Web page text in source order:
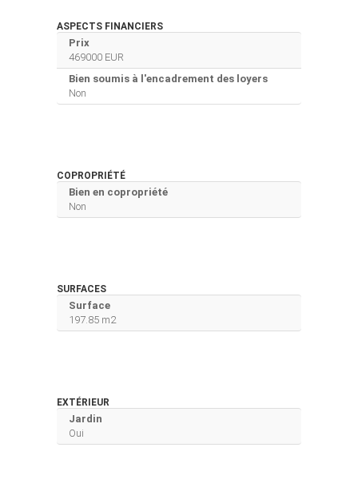
ASPECTS FINANCIERS
Prix
469000 EUR
Bien soumis à l'encadrement des loyers
Non
COPROPRIÉTÉ
Bien en copropriété
Non
SURFACES
Surface
197.85 m2
EXTÉRIEUR
Jardin
Oui